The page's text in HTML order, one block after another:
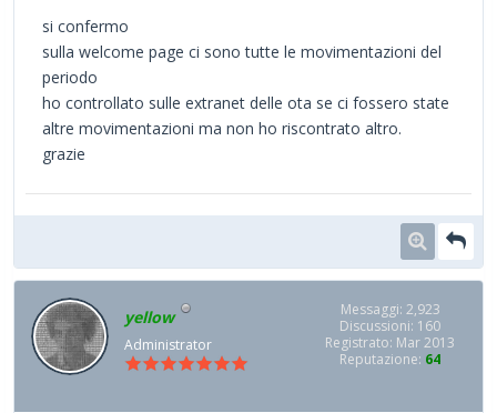
si confermo
sulla welcome page ci sono tutte le movimentazioni del
periodo
ho controllato sulle extranet delle ota se ci fossero state
altre movimentazioni ma non ho riscontrato altro.
grazie
yellow
Administrator
Messaggi: 2,923
Discussioni: 160
Registrato: Mar 2013
Reputazione: 64